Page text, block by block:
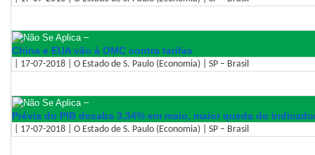
–
China e EUA vão à OMC contra tarifas
| 17-07-2018 | O Estado de S. Paulo (Economia) | SP – Brasil
–
Prévia do PIB desaba 3,34% em maio, maior queda do
| 17-07-2018 | O Estado de S. Paulo (Economia) | SP – Brasil